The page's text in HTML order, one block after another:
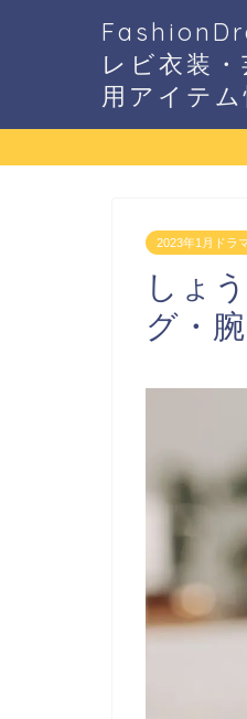
レビ衣装
用アイテム
2023年1月ドラ
しょ
グ・